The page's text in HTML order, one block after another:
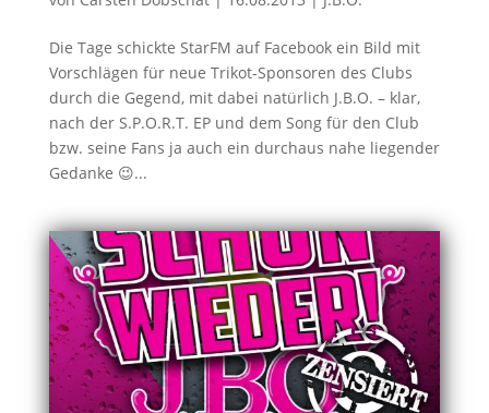
Die Tage schickte StarFM auf Facebook ein Bild mit
Vorschlägen für neue Trikot-Sponsoren des Clubs
durch die Gegend, mit dabei natürlich J.B.O. – klar,
nach der S.P.O.R.T. EP und dem Song für den Club
bzw. seine Fans ja auch ein durchaus nahe liegender
Gedanke 😉...